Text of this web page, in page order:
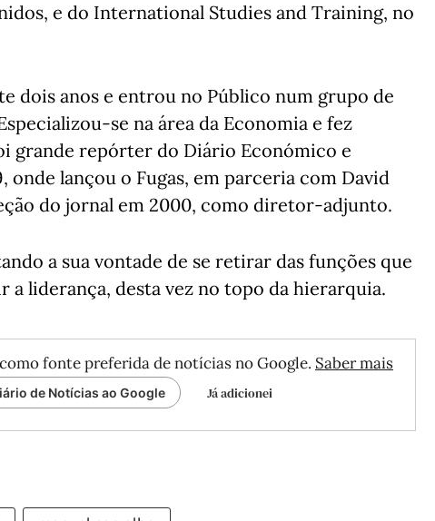
e do International Studies and Training, no
dois anos e entrou no Público num grupo de
se na área da Economia e fez
grande repórter do Diário Económico e
onde lançou o Fugas, em parceria com David
do jornal em 2000, como diretor-adjunto.
a sua vontade de se retirar das funções que
a liderança, desta vez no topo da hierarquia.
fonte preferida de notícias no Google. Saber mais
de Notícias ao Google Já adicionei